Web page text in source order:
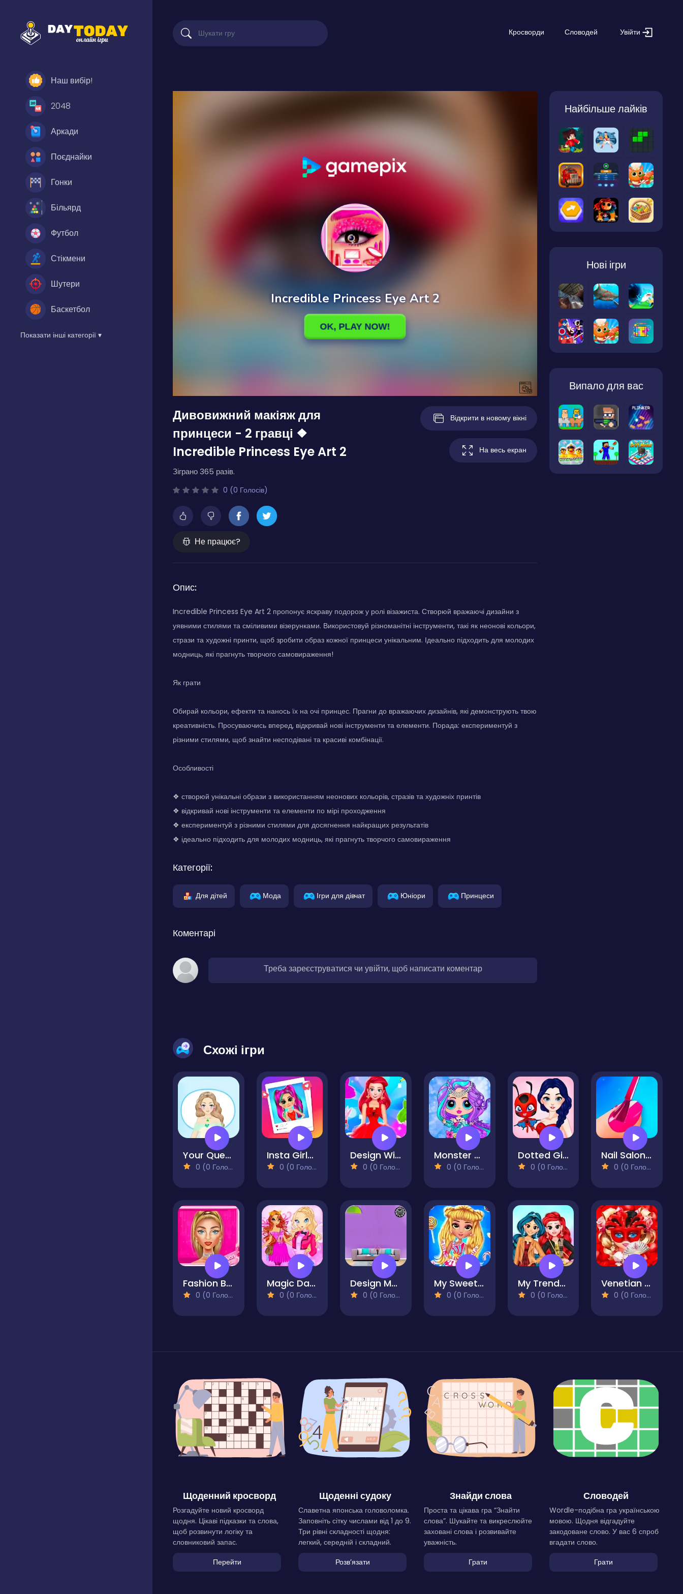
Наш вибір!
2048
Аркади
Поєднайки
Гонки
Більярд
Футбол
Стікмени
Шутери
Баскетбол
Показати інші категорії ▾
Кросворди Словодей Увійти
Дивовижний макіяж для
принцеси - 2 гравці ❖
Incredible Princess Eye Art 2
Зіграно 365 разів.
0 (0 Голосів)
Не працює?
Відкрити в новому вікні
На весь екран
Опис:
Incredible Princess Eye Art 2 пропонує яскраву подорож у ролі візажиста. Створюй вражаючі дизайни з
уявними стилями та сміливими візерунками. Використовуй різноманітні інструменти, такі як неонові кольори,
стрази та художні принти, щоб зробити образ кожної принцеси унікальним. Ідеально підходить для молодих
модниць, які прагнуть творчого самовираження!
Як грати
Обирай кольори, ефекти та нанось їх на очі принцес. Прагни до вражаючих дизайнів, які демонструють твою
креативність. Просуваючись вперед, відкривай нові інструменти та елементи. Порада: експериментуй з
різними стилями, щоб знайти несподівані та красиві комбінації.
Особливості
❖ створюй унікальні образи з використанням неонових кольорів, стразів та художніх принтів
❖ відкривай нові інструменти та елементи по мірі проходження
❖ експериментуй з різними стилями для досягнення найкращих результатів
❖ ідеально підходить для молодих модниць, які прагнуть творчого самовираження
Категорії:
Для дітей Мода Ігри для дівчат Юніори Принцеси
Коментарі
Треба зареєструватися чи увійти, щоб написати коментар
Найбільше лайків
Нові ігри
Випало для вас
Схожі ігри
Your Queen Destiny
0 (0 Голосів)
Insta Girls Fruity Fashion
0 (0 Голосів)
Design With Me SuperHero Tutu Outfits
0 (0 Голосів)
Monster Popsy Dolls
0 (0 Голосів)
Dotted Girl New Era
0 (0 Голосів)
Nail Salon Sim
0 (0 Голосів)
Fashion Box Glam Diva
0 (0 Голосів)
Magic Day of Knowledge
0 (0 Голосів)
Design My Home Makeover
0 (0 Голосів)
My Sweet Candy Outfits
0 (0 Голосів)
My Trendy Plaid Outfits
0 (0 Голосів)
Venetian Love Affair
0 (0 Голосів)
Щоденний кросворд
Розгадуйте новий кросворд
щодня. Цікаві підказки та слова,
щоб розвинути логіку та
словниковий запас.
Перейти
Щоденні судоку
Славетна японська головоломка.
Заповніть сітку числами від 1 до 9.
Три рівні складності щодня:
легкий, середній і складний.
Розвʼязати
Знайди слова
Проста та цікава гра “Знайти
слова”. Шукайте та викреслюйте
заховані слова і розвивайте
уважність.
Грати
Словодей
Wordle-подібна гра українською
мовою. Щодня відгадуйте
закодоване слово. У вас 6 спроб
вгадати слово.
Грати